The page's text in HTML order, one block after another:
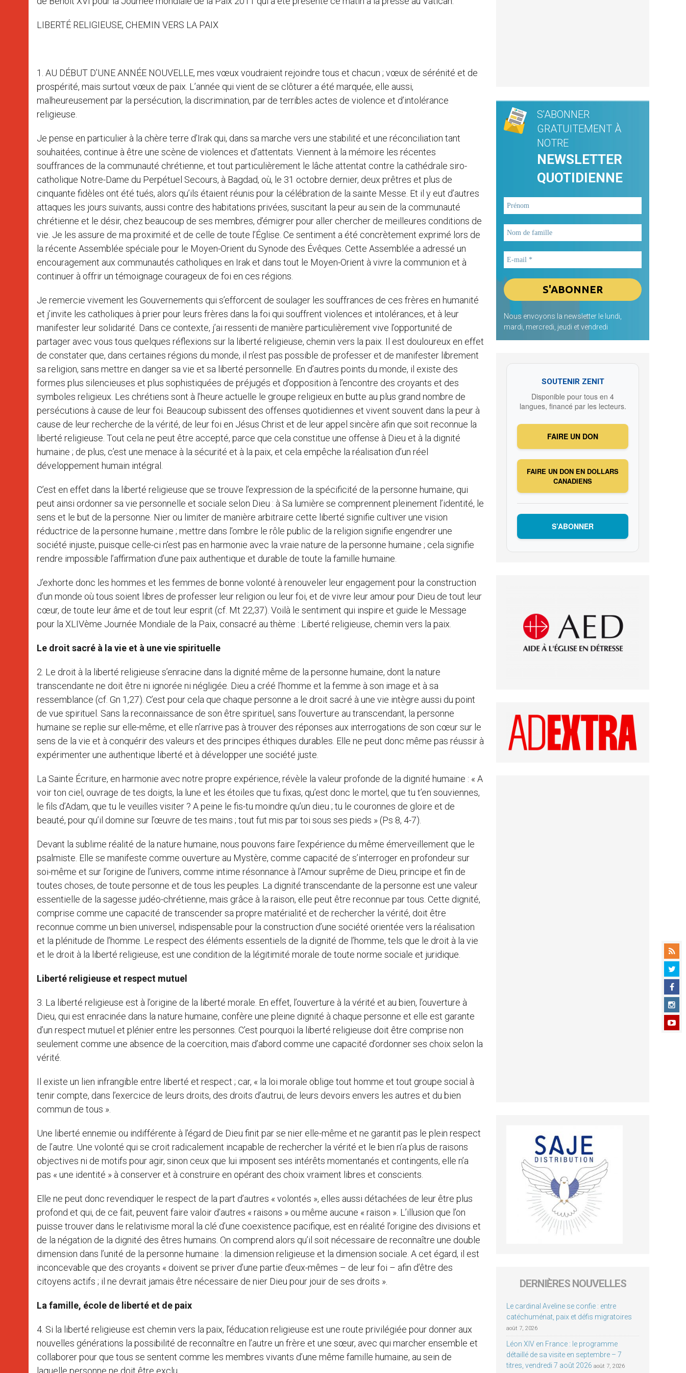
LIBERTÉ RELIGIEUSE, CHEMIN VERS LA PAIX
1. AU DÉBUT D’UNE ANNÉE NOUVELLE, mes vœux voudraient rejoindre tous et chacun ; vœux de sérénité et de
prospérité, mais surtout vœux de paix. L’année qui vient de se clôturer a été marquée, elle aussi,
malheureusement par la persécution, la discrimination, par de terribles actes de violence et d’intolérance
religieuse.
Je pense en particulier à la chère terre d’Irak qui, dans sa marche vers une stabilité et une réconciliation tant
souhaitées, continue à être une scène de violences et d’attentats. Viennent à la mémoire les récentes
souffrances de la communauté chrétienne, et tout particulièrement le lâche attentat contre la cathédrale siro-
catholique Notre-Dame du Perpétuel Secours, à Bagdad, où, le 31 octobre dernier, deux prêtres et plus de
cinquante fidèles ont été tués, alors qu’ils étaient réunis pour la célébration de la sainte Messe. Et il y eut d’autres
attaques les jours suivants, aussi contre des habitations privées, suscitant la peur au sein de la communauté
chrétienne et le désir, chez beaucoup de ses membres, d’émigrer pour aller chercher de meilleures conditions de
vie. Je les assure de ma proximité et de celle de toute l’Église. Ce sentiment a été concrètement exprimé lors de
la récente Assemblée spéciale pour le Moyen-Orient du Synode des Évêques. Cette Assemblée a adressé un
encouragement aux communautés catholiques en Irak et dans tout le Moyen-Orient à vivre la communion et à
continuer à offrir un témoignage courageux de foi en ces régions.
Je remercie vivement les Gouvernements qui s’efforcent de soulager les souffrances de ces frères en humanité
et j’invite les catholiques à prier pour leurs frères dans la foi qui souffrent violences et intolérances, et à leur
manifester leur solidarité. Dans ce contexte, j’ai ressenti de manière particulièrement vive l’opportunité de
partager avec vous tous quelques réflexions sur la liberté religieuse, chemin vers la paix. Il est douloureux en effet
de constater que, dans certaines régions du monde, il n’est pas possible de professer et de manifester librement
sa religion, sans mettre en danger sa vie et sa liberté personnelle. En d’autres points du monde, il existe des
formes plus silencieuses et plus sophistiquées de préjugés et d’opposition à l’encontre des croyants et des
symboles religieux. Les chrétiens sont à l’heure actuelle le groupe religieux en butte au plus grand nombre de
persécutions à cause de leur foi. Beaucoup subissent des offenses quotidiennes et vivent souvent dans la peur à
cause de leur recherche de la vérité, de leur foi en Jésus Christ et de leur appel sincère afin que soit reconnue la
liberté religieuse. Tout cela ne peut être accepté, parce que cela constitue une offense à Dieu et à la dignité
humaine ; de plus, c’est une menace à la sécurité et à la paix, et cela empêche la réalisation d’un réel
développement humain intégral.
C’est en effet dans la liberté religieuse que se trouve l’expression de la spécificité de la personne humaine, qui
peut ainsi ordonner sa vie personnelle et sociale selon Dieu : à Sa lumière se comprennent pleinement l’identité, le
sens et le but de la personne. Nier ou limiter de manière arbitraire cette liberté signifie cultiver une vision
réductrice de la personne humaine ; mettre dans l’ombre le rôle public de la religion signifie engendrer une
société injuste, puisque celle-ci n’est pas en harmonie avec la vraie nature de la personne humaine ; cela signifie
rendre impossible l’affirmation d’une paix authentique et durable de toute la famille humaine.
J’exhorte donc les hommes et les femmes de bonne volonté à renouveler leur engagement pour la construction
d’un monde où tous soient libres de professer leur religion ou leur foi, et de vivre leur amour pour Dieu de tout leur
cœur, de toute leur âme et de tout leur esprit (cf. Mt 22,37). Voilà le sentiment qui inspire et guide le Message
pour la XLIVème Journée Mondiale de la Paix, consacré au thème : Liberté religieuse, chemin vers la paix.
Le droit sacré à la vie et à une vie spirituelle
2. Le droit à la liberté religieuse s’enracine dans la dignité même de la personne humaine, dont la nature
transcendante ne doit être ni ignorée ni négligée. Dieu a créé l’homme et la femme à son image et à sa
ressemblance (cf. Gn 1,27). C’est pour cela que chaque personne a le droit sacré à une vie intègre aussi du point
de vue spirituel. Sans la reconnaissance de son être spirituel, sans l’ouverture au transcendant, la personne
humaine se replie sur elle-même, et elle n’arrive pas à trouver des réponses aux interrogations de son cœur sur le
sens de la vie et à conquérir des valeurs et des principes éthiques durables. Elle ne peut donc même pas réussir à
expérimenter une authentique liberté et à développer une société juste.
La Sainte Écriture, en harmonie avec notre propre expérience, révèle la valeur profonde de la dignité humaine : « A
voir ton ciel, ouvrage de tes doigts, la lune et les étoiles que tu fixas, qu’est donc le mortel, que tu t’en souviennes,
le fils d’Adam, que tu le veuilles visiter ? A peine le fis-tu moindre qu’un dieu ; tu le couronnes de gloire et de
beauté, pour qu’il domine sur l’œuvre de tes mains ; tout fut mis par toi sous ses pieds » (Ps 8, 4-7).
Devant la sublime réalité de la nature humaine, nous pouvons faire l’expérience du même émerveillement que le
psalmiste. Elle se manifeste comme ouverture au Mystère, comme capacité de s’interroger en profondeur sur
soi-même et sur l’origine de l’univers, comme intime résonnance à l’Amour suprême de Dieu, principe et fin de
toutes choses, de toute personne et de tous les peuples. La dignité transcendante de la personne est une valeur
essentielle de la sagesse judéo-chrétienne, mais grâce à la raison, elle peut être reconnue par tous. Cette dignité,
comprise comme une capacité de transcender sa propre matérialité et de rechercher la vérité, doit être
reconnue comme un bien universel, indispensable pour la construction d’une société orientée vers la réalisation
et la plénitude de l’homme. Le respect des éléments essentiels de la dignité de l’homme, tels que le droit à la vie
et le droit à la liberté religieuse, est une condition de la légitimité morale de toute norme sociale et juridique.
Liberté religieuse et respect mutuel
3. La liberté religieuse est à l’origine de la liberté morale. En effet, l’ouverture à la vérité et au bien, l’ouverture à
Dieu, qui est enracinée dans la nature humaine, confère une pleine dignité à chaque personne et elle est garante
d’un respect mutuel et plénier entre les personnes. C’est pourquoi la liberté religieuse doit être comprise non
seulement comme une absence de la coercition, mais d’abord comme une capacité d’ordonner ses choix selon la
vérité.
Il existe un lien infrangible entre liberté et respect ; car, « la loi morale oblige tout homme et tout groupe social à
tenir compte, dans l’exercice de leurs droits, des droits d’autrui, de leurs devoirs envers les autres et du bien
commun de tous ».
Une liberté ennemie ou indifférente à l’égard de Dieu finit par se nier elle-même et ne garantit pas le plein respect
de l’autre. Une volonté qui se croit radicalement incapable de rechercher la vérité et le bien n’a plus de raisons
objectives ni de motifs pour agir, sinon ceux que lui imposent ses intérêts momentanés et contingents, elle n’a
pas « une identité » à conserver et à construire en opérant des choix vraiment libres et conscients.
Elle ne peut donc revendiquer le respect de la part d’autres « volontés », elles aussi détachées de leur être plus
profond et qui, de ce fait, peuvent faire valoir d’autres « raisons » ou même aucune « raison ». L’illusion que l’on
puisse trouver dans le relativisme moral la clé d’une coexistence pacifique, est en réalité l’origine des divisions et
de la négation de la dignité des êtres humains. On comprend alors qu’il soit nécessaire de reconnaître une double
dimension dans l’unité de la personne humaine : la dimension religieuse et la dimension sociale. A cet égard, il est
inconcevable que des croyants « doivent se priver d’une partie d’eux-mêmes – de leur foi – afin d’être des
citoyens actifs ; il ne devrait jamais être nécessaire de nier Dieu pour jouir de ses droits ».
La famille, école de liberté et de paix
4. Si la liberté religieuse est chemin vers la paix, l’éducation religieuse est une route privilégiée pour donner aux
nouvelles générations la possibilité de reconnaître en l’autre un frère et une sœur, avec qui marcher ensemble et
collaborer pour que tous se sentent comme les membres vivants d’une même famille humaine, au sein de
laquelle personne ne doit être exclu.
S'ABONNER
GRATUITEMENT À
NOTRE
NEWSLETTER
QUOTIDIENNE
Nous envoyons la newsletter le lundi,
mardi, mercredi, jeudi et vendredi
SOUTENIR ZENIT
Disponible pour tous en 4
langues, financé par les lecteurs.
FAIRE UN DON
FAIRE UN DON EN DOLLARS
CANADIENS
S’ABONNER
DERNIÈRES NOUVELLES
Le cardinal Aveline se confie : entre
catéchuménat, paix et défis migratoires
août 7, 2026
Léon XIV en France : le programme
détaillé de sa visite en septembre – 7
titres, vendredi 7 août 2026 août 7, 2026